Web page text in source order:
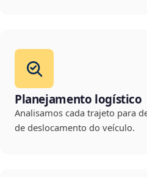
Planejamento logístico
Analisamos cada trajeto para
de deslocamento do veículo.